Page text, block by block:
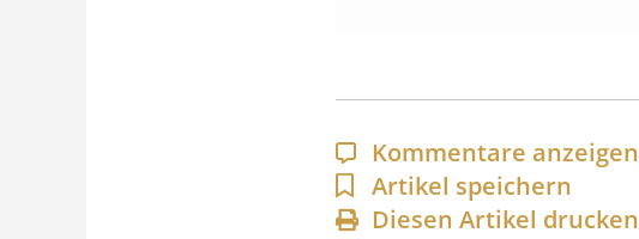
Kommentare anzeigen
Artikel speichern
Diesen Artikel drucken